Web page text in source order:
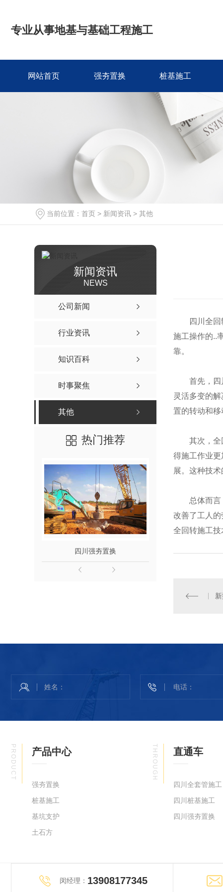
专业从事地基与基础工程施工
网站首页 强夯置换 桩基施工
当前位置： 首页 > 新闻资讯 > 其他
新闻资讯
NEWS
公司新闻
行业资讯
知识百科
时事聚焦
其他
热门推荐
四川强夯置换
四川全
施工操作的..
靠。
首先，四
灵活多变的
置的转动和移
其次，全
得施工作业
展。这种技
总体而
改善了工人
全回转施工技
PRODUCT 产品中心
强夯置换
桩基施工
基坑支护
土石方
THROUGH 直通车
四川全套管施工
四川桩基施工
四川强夯置换
闵经理： 13908177345